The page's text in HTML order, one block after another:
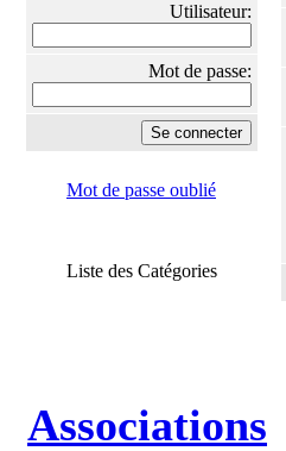
Utilisateur:
Mot de passe:
Mot de passe oublié
Liste des Catégories
Associations